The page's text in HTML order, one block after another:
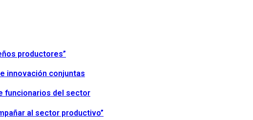
productores”
innovación conjuntas
funcionarios del sector
al sector productivo”